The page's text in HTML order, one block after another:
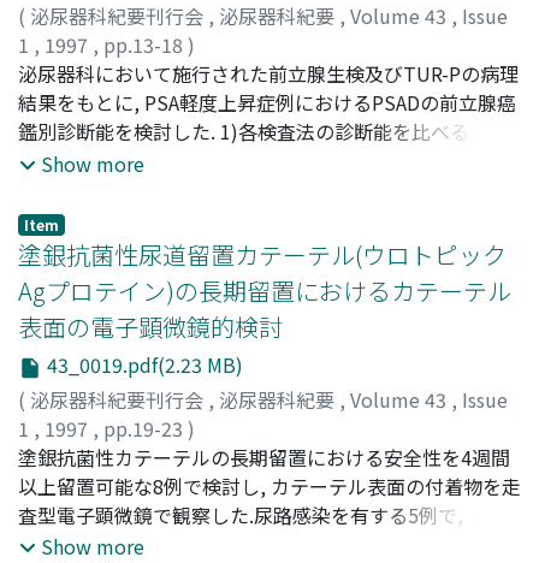
( 泌尿器科紀要刊行会 , 泌尿器科紀要 , Volume 43 , Issue
1 , 1997 , pp.13-18 )
木原, 健;伊藤, 文夫;小林, 千佳;龍治, 修;徳本, 直彦;井口,
靖治;前田, 桂子;鬼塚, 史朗;合谷, 信行;中沢, 速和;東間,
紘;Kihara, Takeshi;Ito, Fumio;Kobayashi, Chika;Ryoji,
Osamu;Tokumoto, Tadahiko
Hayakazu
泌尿器科において施行された前立腺生検及びTUR-Pの病理
結果をもとに, PSA軽度上昇症例におけるPSADの前立腺癌
鑑別診断能を検討した. 1)各検査法の診断能を比べると
sensitivity, PPVはPSA(cut off値4.5 ng/ml)82%, 38%, 直
あり, PSADを用いることにより, 癌陽性率の低いPSA軽度
上昇域の症例に対しPPVが著明に向上した. 2)直腸診,
TRUSに異常所見の得られなかった57例中6例に癌症例を
認めたが, この症例群に対してもPSADはsensitivity 83%,
specificity 82%, PPV 36%, NPV 98%と高い癌検出力を認
めた
Show more
Item
塗銀抗菌性尿道留置カテーテル(ウロトピック
Agプロテイン)の長期留置におけるカテーテル
表面の電子顕微鏡的検討
43_0019.pdf(2.23 MB)
( 泌尿器科紀要刊行会 , 泌尿器科紀要 , Volume 43 , Issue
1 , 1997 , pp.19-23 )
小西, 平;友吉, 唯夫;上仁, 数義;Konishi, Taira;
Tomoyoshi, Tadao;Johnin, Kazuyoshi
塗銀抗菌性カテーテルの長期留置における安全性を4週間
以上留置可能な8例で検討し, カテーテル表面の付着物を走
査型電子顕微鏡で観察した.尿路感染を有する5例で, カテ
ーテル表面の付着物をシリコンカテーテルと比較検討し
Show more